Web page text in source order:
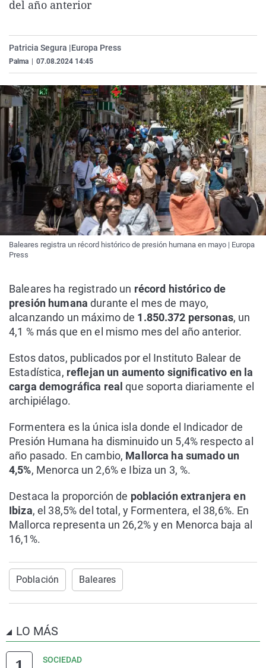
Operación Viuda
Navarra
País Vasco
del año anterior
Patricia Segura |Europa Press
Palma 07.08.2024 14:45
Baleares registra un récord histórico de presión humana en mayo | Europa
Press
Baleares ha registrado un récord histórico de
presión humanadurante el mes de mayo,
alcanzando un máximo de 1.850.372 personas, un
4,1 % más que en el mismo mes del año anterior.
Estos datos, publicados por el Instituto Balear de
Estadística, reflejan un aumento significativo en la
carga demográfica realque soporta diariamente el
archipiélago.
Formentera es la única isla donde el Indicador de
Presión Humana ha disminuido un 5,4% respecto al
año pasado. En cambio, Mallorca ha sumado un
4,5%, Menorca un 2,6% e Ibiza un 3, %.
Destaca la proporción de población extranjera en
Ibiza, el 38,5% del total, y Formentera, el 38,6%. En
Mallorca representa un 26,2% y en Menorca baja al
16,1%.
Población Baleares
LO MÁS
SOCIEDAD